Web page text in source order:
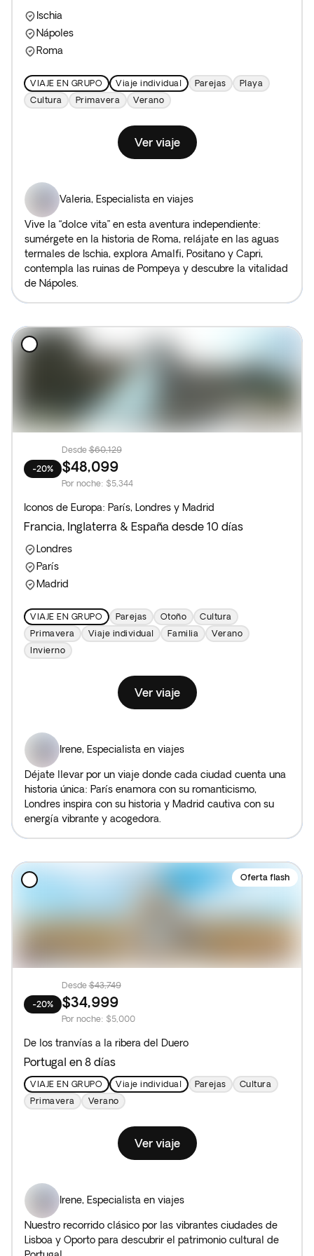
por Europa descubrirás que los tesoros, aquí, se viven.
Descubre los
tiene preparados para ti.
Ischia
Nápoles
Roma
VIAJE EN GRUPO Viaje individual Parejas
Playa
Cultura
Primavera Verano
Ver viaje
Valeria, Especialista en viajes
Vive la “dolce vita” en esta aventura independiente:
sumérgete en la historia de Roma, relájate en las aguas
termales de Ischia, explora Amalfi, Positano y Capri,
contempla las ruinas de Pompeya y descubre la vitalidad
de Nápoles.
-20%
Desde $60,129
$48,099
Por noche: $5,344
Iconos de Europa: París, Londres y Madrid
Francia, Inglaterra & España desde 10 días
Londres
París
Madrid
VIAJE EN GRUPO Parejas Otoño
Cultura
Primavera
Viaje individual Familia
Verano
Invierno
Ver viaje
Irene, Especialista en viajes
Déjate llevar por un viaje donde cada ciudad cuenta una
historia única: París enamora con su romanticismo,
Londres inspira con su historia y Madrid cautiva con su
energía vibrante y acogedora.
Oferta flash
-20%
Desde $43,749
$34,999
Por noche: $5,000
De los tranvías a la ribera del Duero
Portugal en 8 días
VIAJE EN GRUPO Viaje individual Parejas
Cultura
Primavera
Verano
Ver viaje
Irene, Especialista en viajes
Nuestro recorrido clásico por las vibrantes ciudades de
Lisboa y Oporto para descubrir el patrimonio cultural de